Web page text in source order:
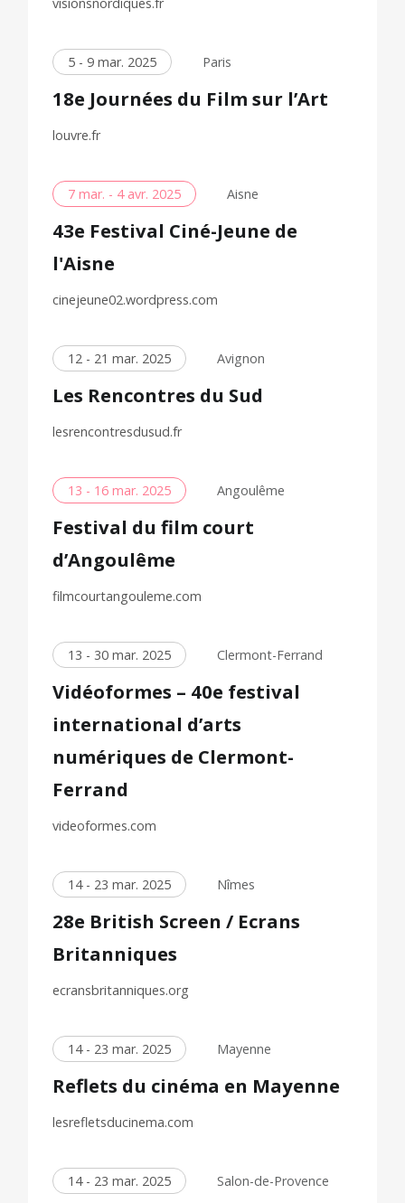
5 - 9 mar. 2025 Paris
18e Journées du Film sur l’Art
louvre.fr
7 mar. - 4 avr. 2025 Aisne
43e Festival Ciné-Jeune de
l'Aisne
cinejeune02.wordpress.com
12 - 21 mar. 2025 Avignon
Les Rencontres du Sud
lesrencontresdusud.fr
13 - 16 mar. 2025 Angoulême
Festival du film court
d’Angoulême
filmcourtangouleme.com
13 - 30 mar. 2025 Clermont-Ferrand
Vidéoformes – 40e festival
international d’arts
numériques de Clermont-
Ferrand
videoformes.com
14 - 23 mar. 2025 Nîmes
28e British Screen / Ecrans
Britanniques
ecransbritanniques.org
14 - 23 mar. 2025 Mayenne
Reflets du cinéma en Mayenne
lesrefletsducinema.com
14 - 23 mar. 2025 Salon-de-Provence